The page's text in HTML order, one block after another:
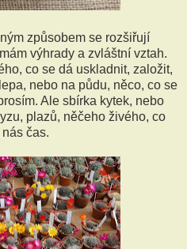
způsobem se rozšiřují
výhrady a zvláštní vztah.
co se dá uskladnit, založit,
nebo na půdu, něco, co se
Ale sbírka kytek, nebo
plazů, něčeho živého, co
čas.